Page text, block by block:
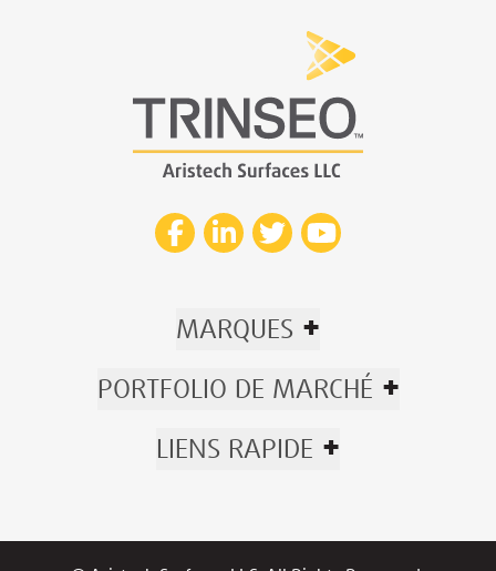
MARQUES +
PORTFOLIO DE MARCHÉ +
LIENS RAPIDE +